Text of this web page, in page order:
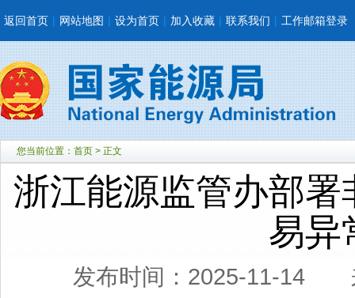
返回首页 | 网站地图 | 设为首页 | 加入收藏 | 联系我们 | 工作邮箱登录
您当前位置： 首页 > 正文
浙江能源监管办部
易异
发布时间：2025-11-14